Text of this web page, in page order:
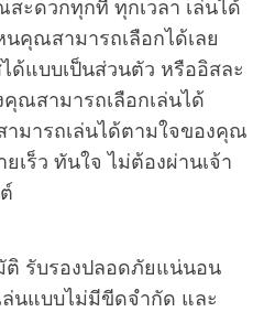
ะดวกทุกที่ ทุกเวลา เล่นได้
คุณสามารถเลือกได้เลย
ด้แบบเป็นส่วนตัว หรืออิสละ
คุณสามารถเลือกเล่นได้
มารถเล่นได้ตามใจของคุณ
ยเร็ว ทันใจ ไม่ต้องผ่านเจ้า
รับรองปลอดภัยแน่นอน
นแบบไม่มีขีดจำกัด และ